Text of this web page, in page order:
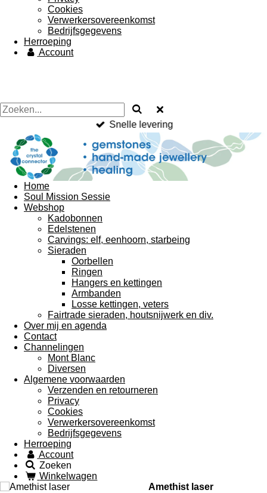
Cookies
Verwerkersovereenkomst
Bedrijfsgegevens
Herroeping
Account
Snelle levering
Home
Soul Mission Sessie
Webshop
Kadobonnen
Edelstenen
Carvings: elf, eenhoorn, starbeing
Sieraden
Oorbellen
Ringen
Hangers en kettingen
Armbanden
Losse kettingen, veters
Fairtrade sieraden, houtsnijwerk en div.
Over mij en agenda
Contact
Channelingen
Mont Blanc
Diversen
Algemene voorwaarden
Verzenden en retourneren
Privacy
Cookies
Verwerkersovereenkomst
Bedrijfsgegevens
Herroeping
Account
Zoeken
Winkelwagen
Amethist laser